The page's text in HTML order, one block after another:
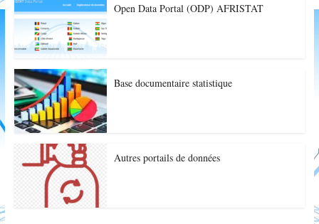
Open Data Portal (ODP) AFRISTAT
Base documentaire statistique
Autres portails de données